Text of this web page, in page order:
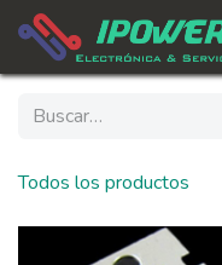
Ir al contenido
Todos los productos